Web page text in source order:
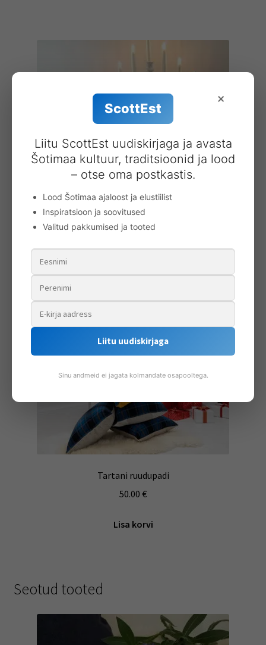
Eesti tartanikangast süda
10.00€
Lisa korvi
Tartani ruudupadi
50.00 €
Lisa korvi
Seotud tooted
×
ScottEst
Liitu ScottEst uudiskirjaga ja avasta
Šotimaa kultuur, traditsioonid ja lood
– otse oma postkastis.
Lood Šotimaa ajaloost ja elustiilist
Inspiratsioon ja soovitused
Valitud pakkumised ja tooted
Liitu uudiskirjaga
Sinu andmeid ei jagata kolmandate osapooltega.